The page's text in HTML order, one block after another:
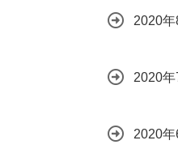
2020年
2020年
2020年